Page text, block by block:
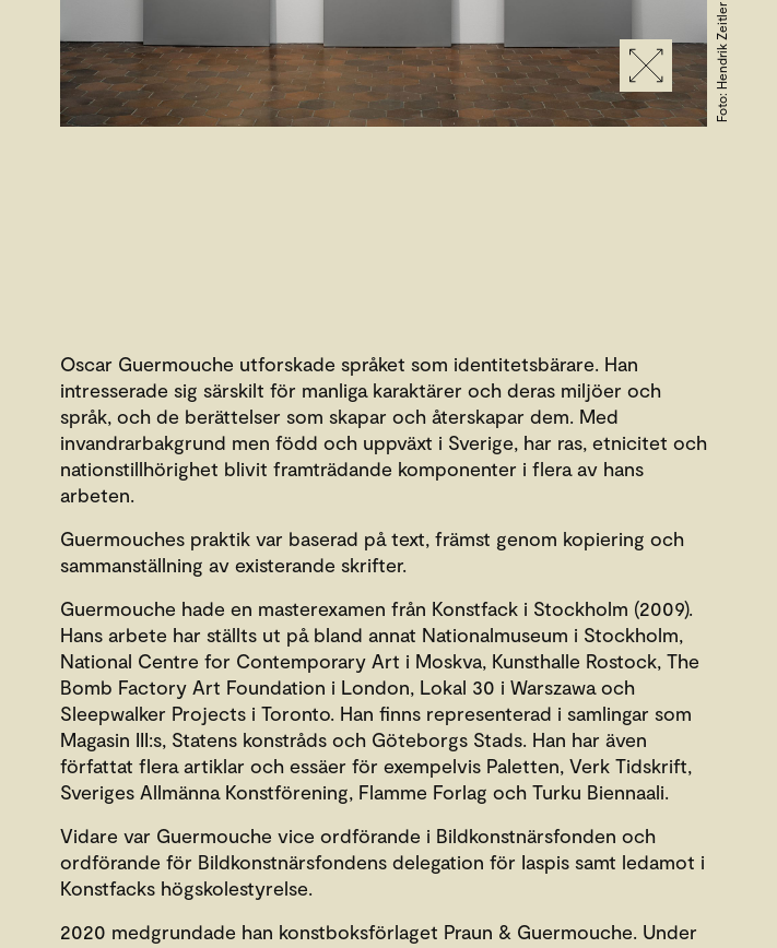
Foto: Hendrik Zeitler
Oscar Guermouche utforskade språket som identitetsbärare. Han
intresserade sig särskilt för manliga karaktärer och deras miljöer och
språk, och de berättelser som skapar och återskapar dem. Med
invandrarbakgrund men född och uppväxt i Sverige, har ras, etnicitet och
nationstillhörighet blivit framträdande komponenter i flera av hans
arbeten.
Guermouches praktik var baserad på text, främst genom kopiering och
sammanställning av existerande skrifter.
Guermouche hade en masterexamen från Konstfack i Stockholm (2009).
Hans arbete har ställts ut på bland annat Nationalmuseum i Stockholm,
National Centre for Contemporary Art i Moskva, Kunsthalle Rostock, The
Bomb Factory Art Foundation i London, Lokal 30 i Warszawa och
Sleepwalker Projects i Toronto. Han finns representerad i samlingar som
Magasin III:s, Statens konstråds och Göteborgs Stads. Han har även
författat flera artiklar och essäer för exempelvis Paletten, Verk Tidskrift,
Sveriges Allmänna Konstförening, Flamme Forlag och Turku Biennaali.
Vidare var Guermouche vice ordförande i Bildkonstnärsfonden och
ordförande för Bildkonstnärsfondens delegation för Iaspis samt ledamot i
Konstfacks högskolestyrelse.
2020 medgrundade han konstboksförlaget Praun & Guermouche. Under